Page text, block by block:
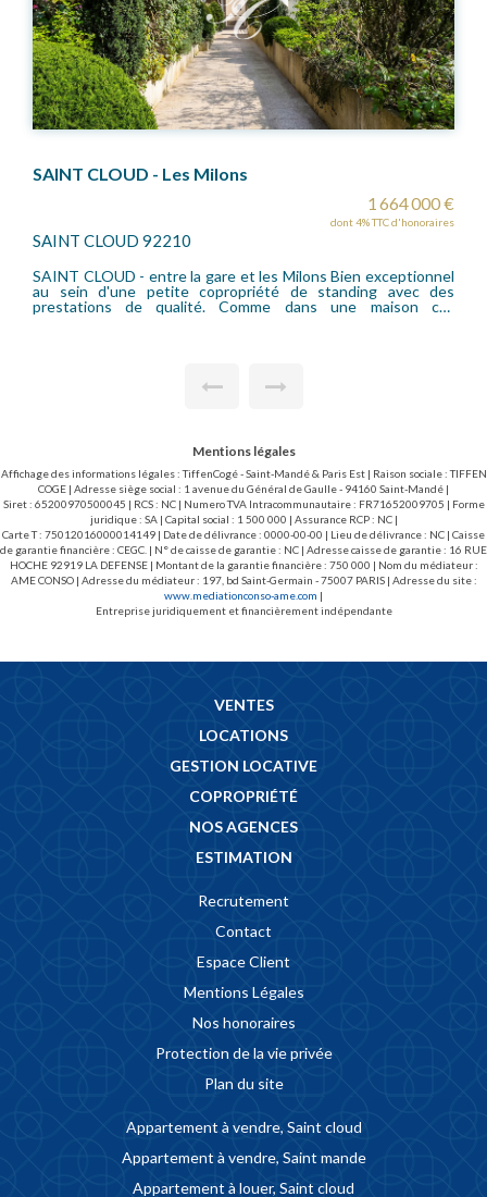
75017 Paris -Chambre
84 800 €
dont 6% TTC d'honoraires
PARIS 75017
À proximité immédiate de la station Pont Cardinet, au sein
d'un bel immeuble ancien bien entretenu, nous vous
proposons une studette de 8,06 m² (20,97 m³) située au 6ème
Idéal pour un investissement, un pied-à-terre ou une première
Mentions légales
Affichage des informations légales : TiffenCogé - Saint-Mandé & Paris Est | Raison sociale : TIFFEN
COGE | Adresse siège social : 1 avenue du Général de Gaulle - 94160 Saint-Mandé |
Siret : 65200970500045 | RCS : NC | Numero TVA Intracommunautaire : FR71652009705 | Forme
juridique : SA | Capital social : 1 500 000 | Assurance RCP : NC |
Carte T : 75012016000014149 | Date de délivrance : 0000-00-00 | Lieu de délivrance : NC | Caisse
de garantie financière : CEGC. | N° de caisse de garantie : NC | Adresse caisse de garantie : 16 RUE
HOCHE 92919 LA DEFENSE | Montant de la garantie financière : 750 000 | Nom du médiateur :
AME CONSO | Adresse du médiateur : 197, bd Saint-Germain - 75007 PARIS | Adresse du site :
www.mediationconso-ame.com |
Entreprise juridiquement et financièrement indépendante
VENTES
LOCATIONS
GESTION LOCATIVE
COPROPRIÉTÉ
NOS AGENCES
ESTIMATION
Recrutement
Contact
Espace Client
Mentions Légales
Nos honoraires
Protection de la vie privée
Plan du site
Appartement à vendre, Saint cloud
Appartement à vendre, Saint mande
Appartement à louer, Saint cloud